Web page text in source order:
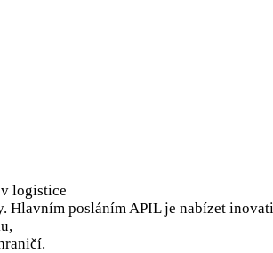
logistice
posláním APIL je nabízet